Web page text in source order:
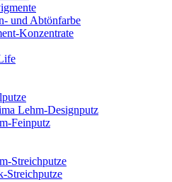
und Abtönfarbe
Konzentrate
Lehm-Designputz
Feinputz
Streichputze